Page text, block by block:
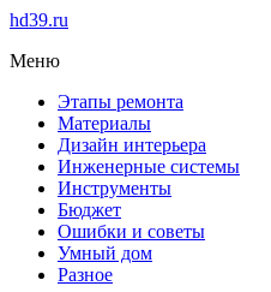
hd39.ru
Меню
Этапы ремонта
Материалы
Дизайн интерьера
Инженерные системы
Инструменты
Бюджет
Ошибки и советы
Умный дом
Разное